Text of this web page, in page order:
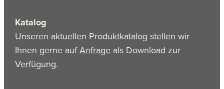
Katalog
Unseren aktuellen Produktkatalog stellen wir
Ihnen gerne aufAnfrage als Download zur
Verfügung.